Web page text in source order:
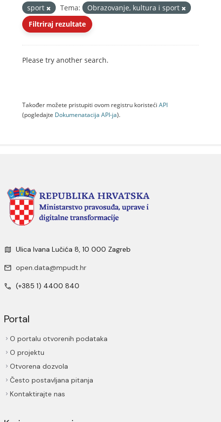
sport
Tema:
Obrazovanje, kultura i sport
Filtriraj rezultate
Please try another search.
Također možete pristupiti ovom registru koristeći API
(pogledajte Dokumenаtаcijа API-jа).